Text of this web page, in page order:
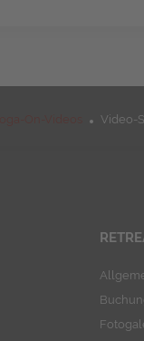
Video-